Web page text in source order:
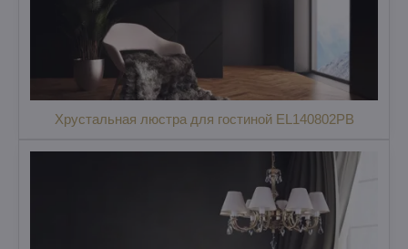
Хрустальная люстра для гостиной EL140802PB